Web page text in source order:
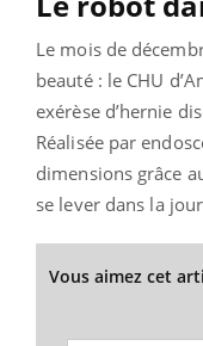
Le mois de
beauté : le CHU
exérèse d’hernie
Réalisée par
dimensions grâce
se lever dans la
Vous aimez cet